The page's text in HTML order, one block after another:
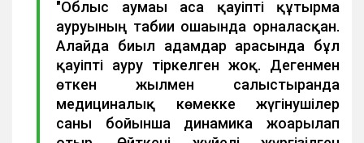
"Облыс аумағы аса қауіпті құтырма
ауруының табиғи ошағында орналасқан.
Алайда биыл адамдар арасында бұл
қауіпті ауру тіркелген жоқ. Дегенмен
өткен жылмен салыстырғанда
медициналық көмекке жүгінушілер
саны бойынша динамика жоғарылап